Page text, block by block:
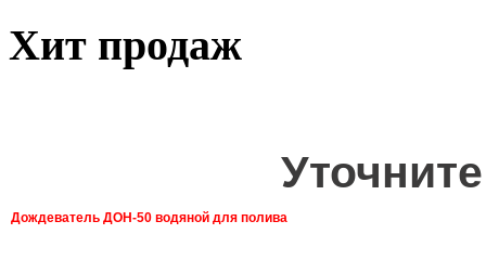
Хит продаж
Дождеватель ДОН-50 водяной для полива